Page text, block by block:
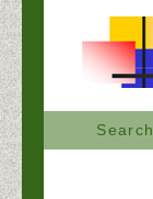
Search